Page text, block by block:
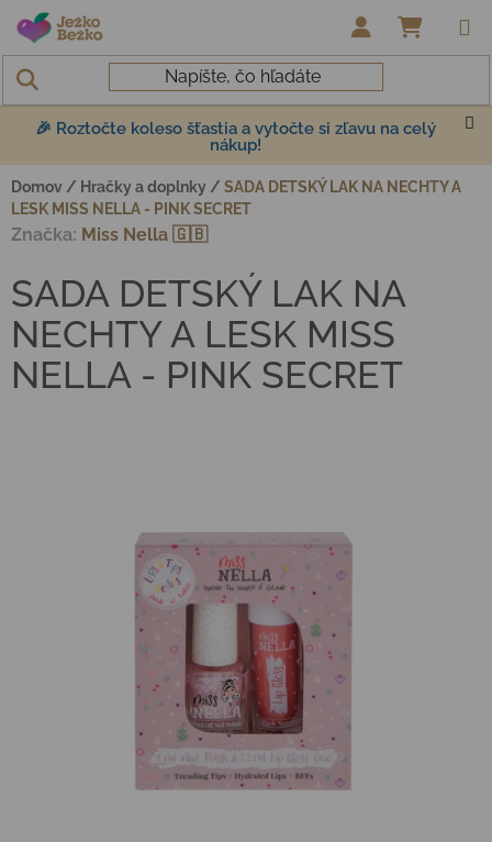
Prejsť na obsah
🎉 Roztočte koleso šťastia a vytočte si zľavu na celý
nákup!
Domov / Hračky a doplnky / SADA DETSKÝ LAK NA NECHTY A
LESK MISS NELLA - PINK SECRET
SADA DETSKÝ LAK NA
NECHTY A LESK MISS
NELLA - PINK SECRET
Značka: Miss Nella 🇬🇧